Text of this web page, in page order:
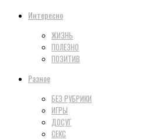
Интересно
ЖИЗНЬ
ПОЛЕЗНО
ПОЗИТИВ
Разное
БЕЗ РУБРИКИ
ИГРЫ
ДОСУГ
СЕКС